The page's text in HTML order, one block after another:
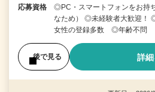
応募資格
◎PC・スマートフォンをお持
なため） ◎未経験者大歓迎！
女性の登録多数 ◎年齢不問
後で見る 詳